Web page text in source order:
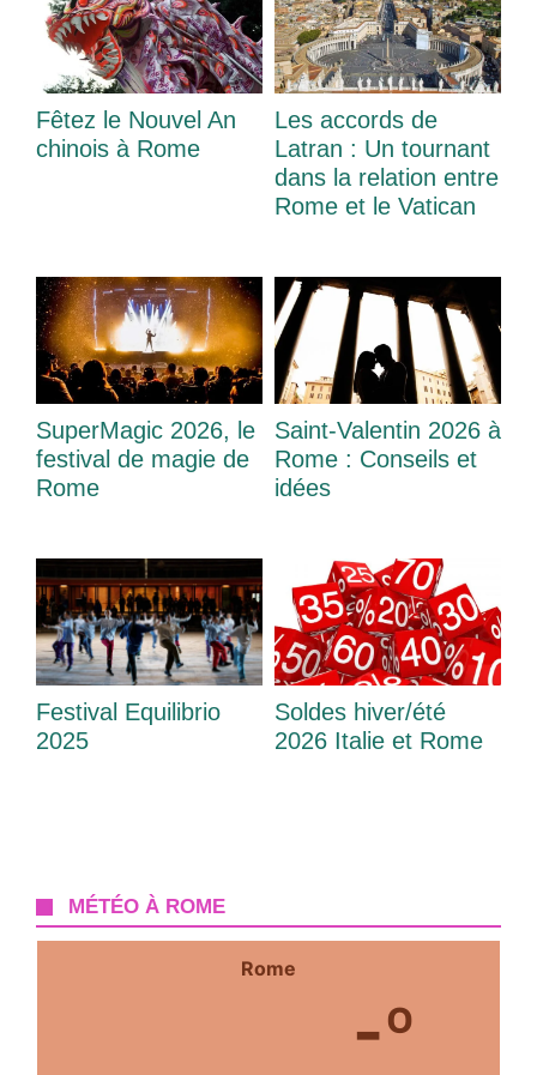
Fêtez le Nouvel An
chinois à Rome
Les accords de
Latran : Un tournant
dans la relation entre
Rome et le Vatican
SuperMagic 2026, le
festival de magie de
Rome
Saint-Valentin 2026 à
Rome : Conseils et
idées
Festival Equilibrio
2025
Soldes hiver/été
2026 Italie et Rome
MÉTÉO À ROME
Rome
-º